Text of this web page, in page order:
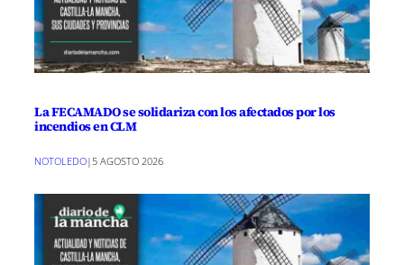
La FECAMADO se solidariza con los afectados por los
incendios en CLM
NOTOLEDO| 5 AGOSTO 2026